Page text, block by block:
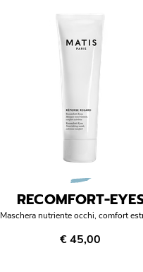
RECOMFORT-
Maschera nutriente occhi, comfort
€ 45,00